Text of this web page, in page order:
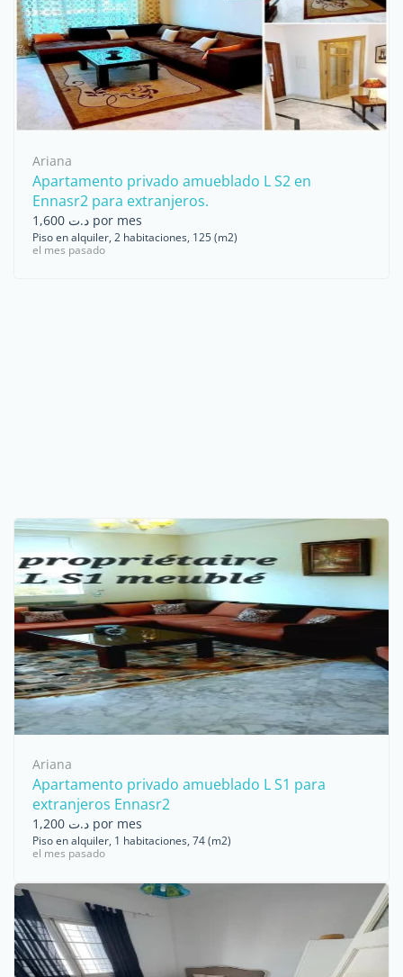
Ariana
Apartamento privado amueblado L S2 en
Ennasr2 para extranjeros.
د.ت 1,600 por mes
Piso en alquiler, 2 habitaciones, 125 (m2)
el mes pasado
Ariana
Apartamento privado amueblado L S1 para
extranjeros Ennasr2
د.ت 1,200 por mes
Piso en alquiler, 1 habitaciones, 74 (m2)
el mes pasado